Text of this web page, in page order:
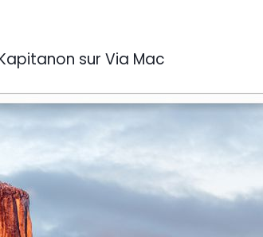
sur Via Mac